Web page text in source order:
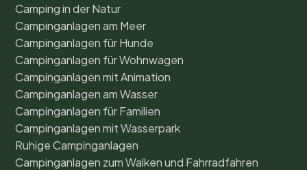
Camping in der Natur
Campinganlagen am Meer
Campinganlagen für Hunde
Campinganlagen für Wohnwagen
Campinganlagen mit Animation
Campinganlagen am Wasser
Campinganlagen für Familien
Campinganlagen mit Wasserpark
Ruhige Campinganlagen
Campinganlagen zum Walken und Fahrradfahren